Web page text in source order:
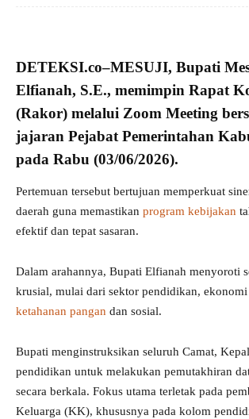
DETEKSI.co–MESUJI, Bupati
Elfianah, S.E., memimpin Rapat
(Rakor) melalui Zoom Meeting
jajaran Pejabat Pemerintahan
pada Rabu (03/06/2026).
Pertemuan tersebut bertujuan memperkuat
daerah guna memastikan program kebijakan
efektif dan tepat sasaran.
Dalam arahannya, Bupati Elfianah menyoroti
krusial, mulai dari sektor pendidikan, ekonomi
ketahanan pangan dan sosial.
Bupati menginstruksikan seluruh Camat,
pendidikan untuk melakukan pemutakhiran
secara berkala. Fokus utama terletak pada
Keluarga (KK), khususnya pada kolom